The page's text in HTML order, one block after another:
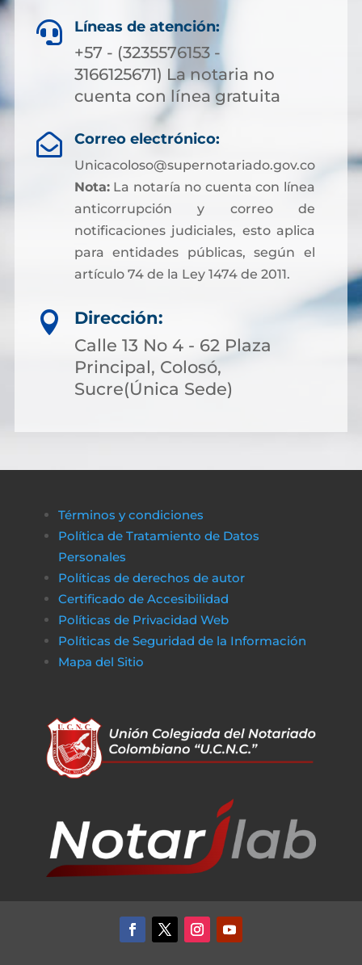
 Líneas de atención:
+57 - (3235576153 -
3166125671) La notaria no
cuenta con línea gratuita
 Correo electrónico:
Unicacoloso@supernotariado.gov.co
Nota:La notaría no cuenta con línea
anticorrupción y correo de
notificaciones judiciales, esto aplica
para entidades públicas, según el
artículo 74 de la Ley 1474 de 2011.

Dirección:
Calle 13 No 4 - 62 Plaza
Principal, Colosó,
Sucre(Única Sede)
Términos y condiciones
Política de Tratamiento de Datos
Personales
Políticas de derechos de autor
Certificado de Accesibilidad
Políticas de Privacidad Web
Políticas de Seguridad de la Información
Mapa del Sitio